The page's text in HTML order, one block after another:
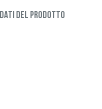
DATI DEL PRODOTTO